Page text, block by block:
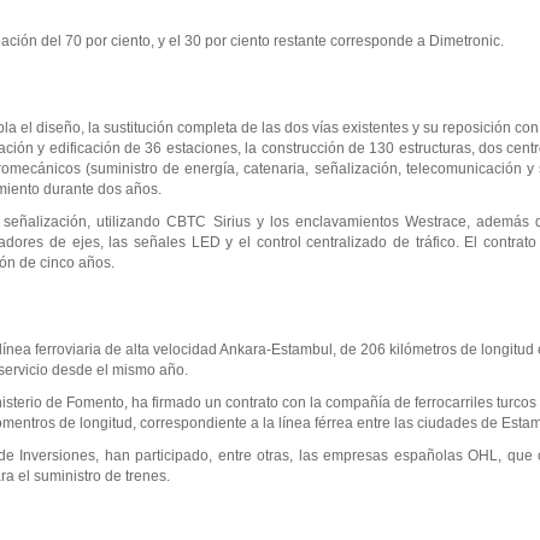
del 70 por ciento, y el 30 por ciento restante corresponde a Dimetronic.
el diseño, la sustitución completa de las dos vías existentes y su reposición
y edificación de 36 estaciones, la construcción de 130 estructuras, dos
(suministro de energía, catenaria, señalización, telecomunicación
durante dos años.
utilizando CBTC Sirius y los enclavamientos Westrace, además
de ejes, las señales LED y el control centralizado de tráfico. El
de cinco años.
ferroviaria de alta velocidad Ankara-Estambul, de 206 kilómetros de
desde el mismo año.
de Fomento, ha firmado un contrato con la compañía de ferrocarriles
de longitud, correspondiente a la línea férrea entre las ciudades de
Inversiones, han participado, entre otras, las empresas españolas OHL, que
el suministro de trenes.